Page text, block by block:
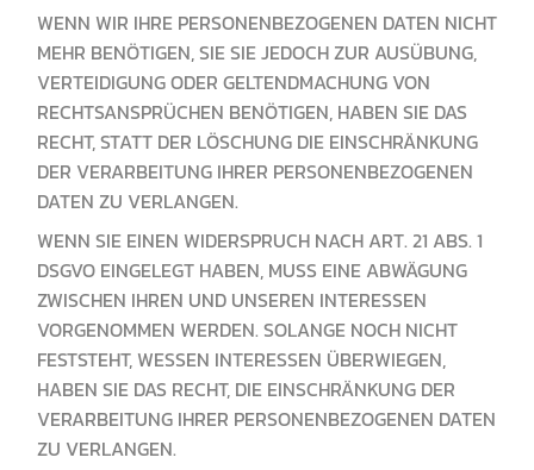
WENN WIR IHRE PER­SO­N­EN­BE­ZO­GE­NEN DAT­EN NICHT
MEHR BENÖTI­GEN, SIE SIE JEDOCH ZUR AUSÜBUNG,
VERTEI­DI­GUNG ODER GEL­TEND­MACHUNG VON
RECHT­SANSPRÜCHEN BENÖTI­GEN, HABEN SIE DAS
RECHT, STATT DER LÖSCHUNG DIE EIN­SCHRÄNKUNG
DER VER­AR­BEITUNG IHRER PER­SO­N­EN­BE­ZO­GE­NEN
DAT­EN ZU VERLANGEN.
WENN SIE EINEN WIDER­SPRUCH NACH ART. 21 ABS. 1
DSGVO EIN­GELEGT HABEN, MUSS EINE ABWÄ­GUNG
ZWIS­CHEN IHREN UND UNSEREN INTER­ESSEN
VORGENOM­MEN WER­DEN. SOLANGE NOCH NICHT
FEST­STE­HT, WESSEN INTER­ESSEN ÜBER­WIEGEN,
HABEN SIE DAS RECHT, DIE EIN­SCHRÄNKUNG DER
VER­AR­BEITUNG IHRER PER­SO­N­EN­BE­ZO­GE­NEN DAT­EN
ZU VERLANGEN.